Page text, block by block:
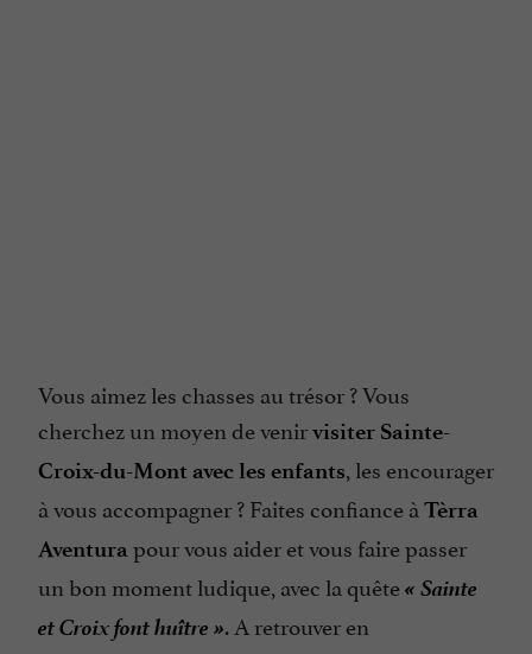
Vous aimez les chasses au trésor ? Vous
cherchez un moyen de venirvisiter Sainte-
Croix-du-Mont avec les enfants, les encourager
à vous accompagner ? Faites confiance à Tèrra
Aventura pour vous aider et vous faire passer
un bon moment ludique, avec la quête« Sainte
et Croix font huître ». A retrouver en